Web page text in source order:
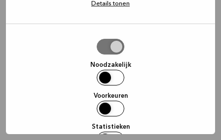
Details tonen
Noodzakelijk
Voorkeuren
Statistieken